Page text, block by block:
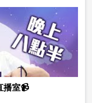
播室📹